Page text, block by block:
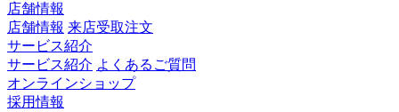
店舗情報
店舗情報 来店受取注文
サービス紹介
サービス紹介 よくあるご質問
オンラインショップ
採用情報